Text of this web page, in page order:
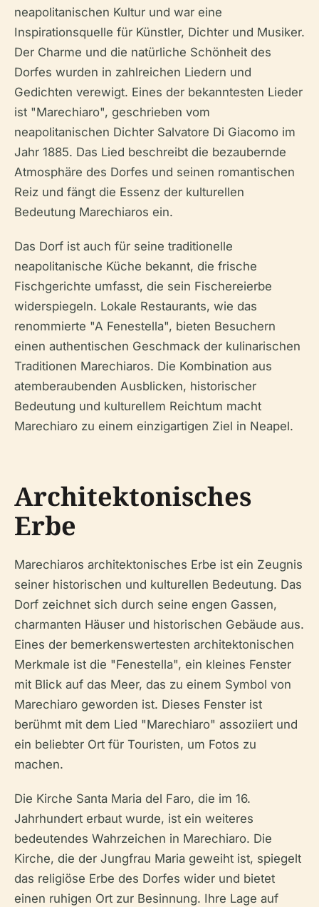
neapolitanischen Kultur und war eine
Inspirationsquelle für Künstler, Dichter und Musiker.
Der Charme und die natürliche Schönheit des
Dorfes wurden in zahlreichen Liedern und
Gedichten verewigt. Eines der bekanntesten Lieder
ist "Marechiaro", geschrieben vom
neapolitanischen Dichter Salvatore Di Giacomo im
Jahr 1885. Das Lied beschreibt die bezaubernde
Atmosphäre des Dorfes und seinen romantischen
Reiz und fängt die Essenz der kulturellen
Bedeutung Marechiaros ein.
Das Dorf ist auch für seine traditionelle
neapolitanische Küche bekannt, die frische
Fischgerichte umfasst, die sein Fischereierbe
widerspiegeln. Lokale Restaurants, wie das
renommierte "A Fenestella", bieten Besuchern
einen authentischen Geschmack der kulinarischen
Traditionen Marechiaros. Die Kombination aus
atemberaubenden Ausblicken, historischer
Bedeutung und kulturellem Reichtum macht
Marechiaro zu einem einzigartigen Ziel in Neapel.
Architektonisches
Erbe
Marechiaros architektonisches Erbe ist ein Zeugnis
seiner historischen und kulturellen Bedeutung. Das
Dorf zeichnet sich durch seine engen Gassen,
charmanten Häuser und historischen Gebäude aus.
Eines der bemerkenswertesten architektonischen
Merkmale ist die "Fenestella", ein kleines Fenster
mit Blick auf das Meer, das zu einem Symbol von
Marechiaro geworden ist. Dieses Fenster ist
berühmt mit dem Lied "Marechiaro" assoziiert und
ein beliebter Ort für Touristen, um Fotos zu
machen.
Die Kirche Santa Maria del Faro, die im 16.
Jahrhundert erbaut wurde, ist ein weiteres
bedeutendes Wahrzeichen in Marechiaro. Die
Kirche, die der Jungfrau Maria geweiht ist, spiegelt
das religiöse Erbe des Dorfes wider und bietet
einen ruhigen Ort zur Besinnung. Ihre Lage auf